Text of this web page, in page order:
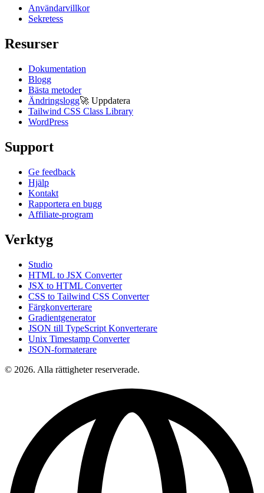
Användarvillkor
Sekretess
Resurser
Dokumentation
Blogg
Bästa metoder
Ändringslogg🚀 Uppdatera
Tailwind CSS Class Library
WordPress
Support
Ge feedback
Hjälp
Kontakt
Rapportera en bugg
Affiliate-program
Verktyg
Studio
HTML to JSX Converter
JSX to HTML Converter
CSS to Tailwind CSS Converter
Färgkonverterare
Gradientgenerator
JSON till TypeScript Konverterare
Unix Timestamp Converter
JSON-formaterare
© 2026. Alla rättigheter reserverade.